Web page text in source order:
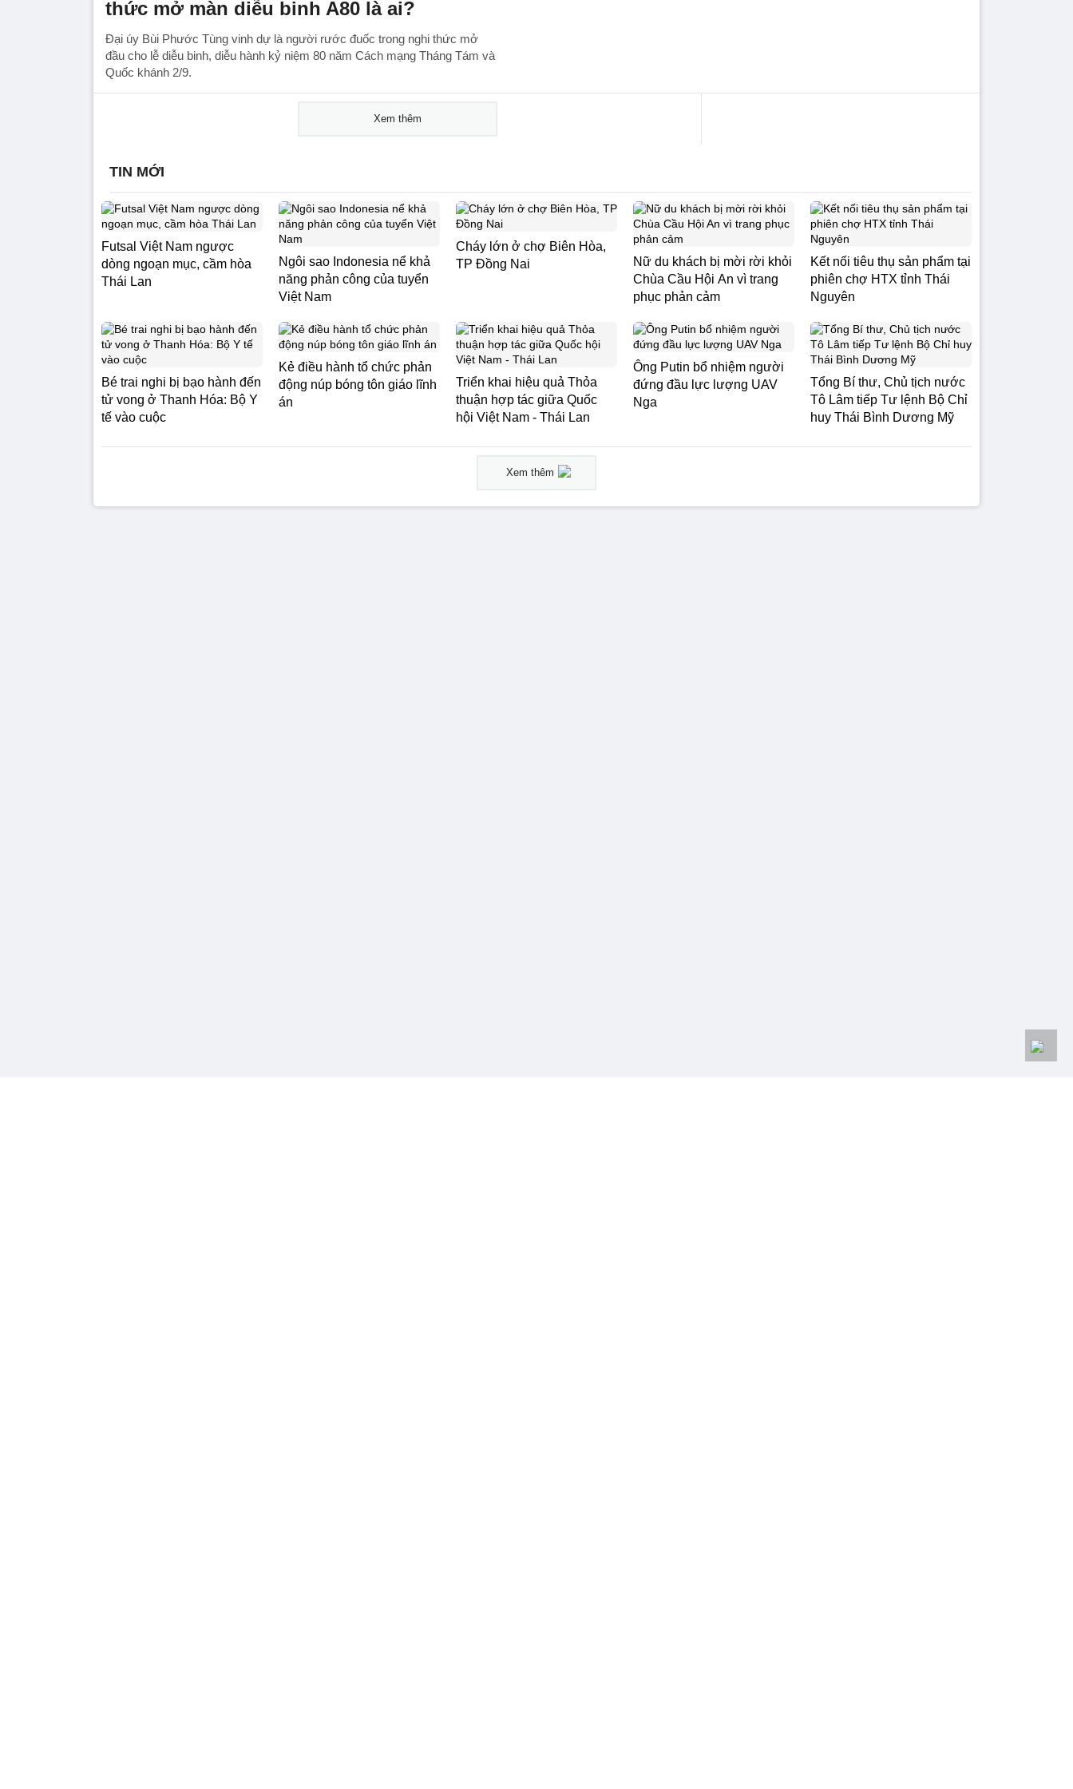
thức mở màn diễu binh A80 là ai?
Đại úy Bùi Phước Tùng vinh dự là người rước đuốc trong nghi thức mở
đầu cho lễ diễu binh, diễu hành kỷ niệm 80 năm Cách mạng Tháng Tám và
Quốc khánh 2/9.
Xem thêm
TIN MỚI
Futsal Việt Nam ngược
dòng ngoạn mục, cầm hòa
Thái Lan
Ngôi sao Indonesia nể khả
năng phản công của tuyển
Việt Nam
Cháy lớn ở chợ Biên Hòa,
TP Đồng Nai
Nữ du khách bị mời rời khỏi
Chùa Cầu Hội An vì trang
phục phản cảm
Kết nối tiêu thụ sản phẩm tại
phiên chợ HTX tỉnh Thái
Nguyên
Bé trai nghi bị bạo hành đến
tử vong ở Thanh Hóa: Bộ Y
tế vào cuộc
Kẻ điều hành tổ chức phản
động núp bóng tôn giáo lĩnh
án
Triển khai hiệu quả Thỏa
thuận hợp tác giữa Quốc
hội Việt Nam - Thái Lan
Ông Putin bổ nhiệm người
đứng đầu lực lượng UAV
Nga
Tổng Bí thư, Chủ tịch nước
Tô Lâm tiếp Tư lệnh Bộ Chỉ
huy Thái Bình Dương Mỹ
Xem thêm